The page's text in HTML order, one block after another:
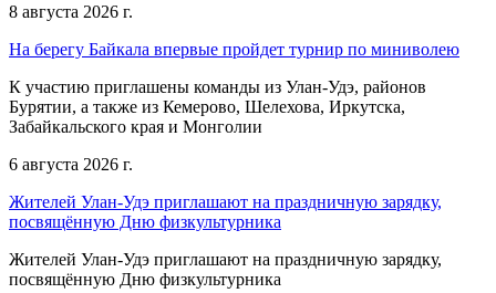
8 августа 2026 г.
На берегу Байкала впервые пройдет турнир по миниволею
К участию приглашены команды из Улан‑Удэ, районов
Бурятии, а также из Кемерово, Шелехова, Иркутска,
Забайкальского края и Монголии
6 августа 2026 г.
Жителей Улан-Удэ приглашают на праздничную зарядку,
посвящённую Дню физкультурника
Жителей Улан-Удэ приглашают на праздничную зарядку,
посвящённую Дню физкультурника